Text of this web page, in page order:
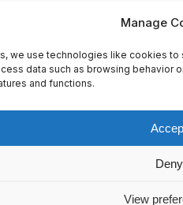
Manage
we use technologies like cookies
data such as browsing behavior
and functions.
Deny
View